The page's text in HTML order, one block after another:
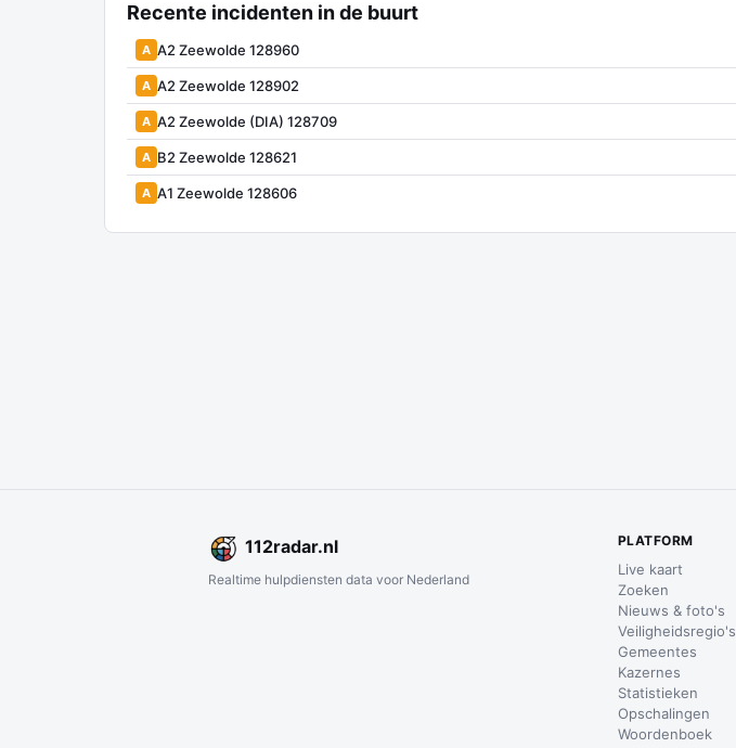
Recente incidenten in de buurt
A A2 Zeewolde 128960
A A2 Zeewolde 128902
A A2 Zeewolde (DIA) 128709
A B2 Zeewolde 128621
A A1 Zeewolde 128606
112radar.nl
Realtime hulpdiensten data voor Nederland
PLATFORM
Live kaart
Zoeken
Nieuws & foto's
Veiligheidsregio's
Gemeentes
Kazernes
Statistieken
Opschalingen
Woordenboek